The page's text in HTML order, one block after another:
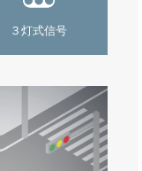
３灯式信号